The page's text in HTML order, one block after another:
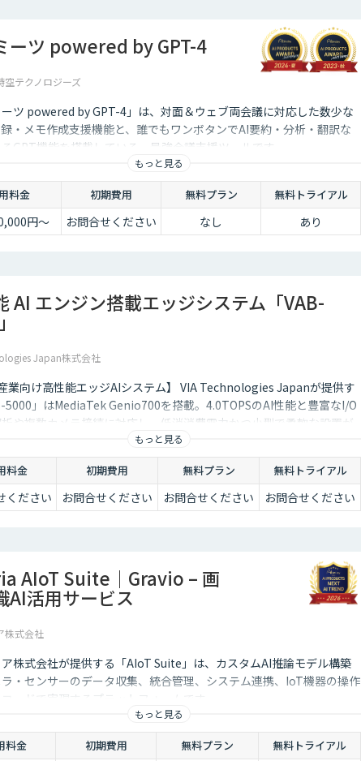
ーツ powered by GPT-4
空テクノロジーズ
ーツ powered by GPT-4」は、対面＆ウェブ両会議に対応した数少な
・メモ作成支援機能と、誰でもワンボタンでAI要約・分析・翻訳な
GPT機能を搭載している、最強会議支援ツールです。
もっと見る
料金 初期費用 無料プラン 無料トライアル
円～ お問合せください なし あり
AI エンジン搭載エッジシステム「VAB-
Japan株式会社
業向け高性能エッジAIシステム】 VIA Technologies Japanが提供す
5000」はMediaTek Genio700を搭載。4.0TOPSのAI性能と豊富なI/O
析や複数カメラ接続に対応し、低消消費電力かつ小型で柔軟な設置が
もっと見る
料金 初期費用 無料プラン 無料トライアル
ください お問合せください お問合せください お問合せください
AIoT Suite｜Gravio – 画
AI活用サービス
株式会社
株式会社が提供する「AIoT Suite」は、カスタムAI推論モデル構築
・センサーのデータ収集、統合管理、システム連携、IoT機器の操作
コードで実現するプラットフォームです。
もっと見る
料金 初期費用 無料プラン 無料トライアル